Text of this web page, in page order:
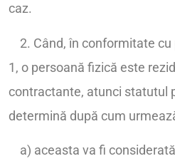
caz.
2. Când, în conformitate
1, o persoană fizică este
contractante, atunci statutul
determină după cum
a) aceasta va fi